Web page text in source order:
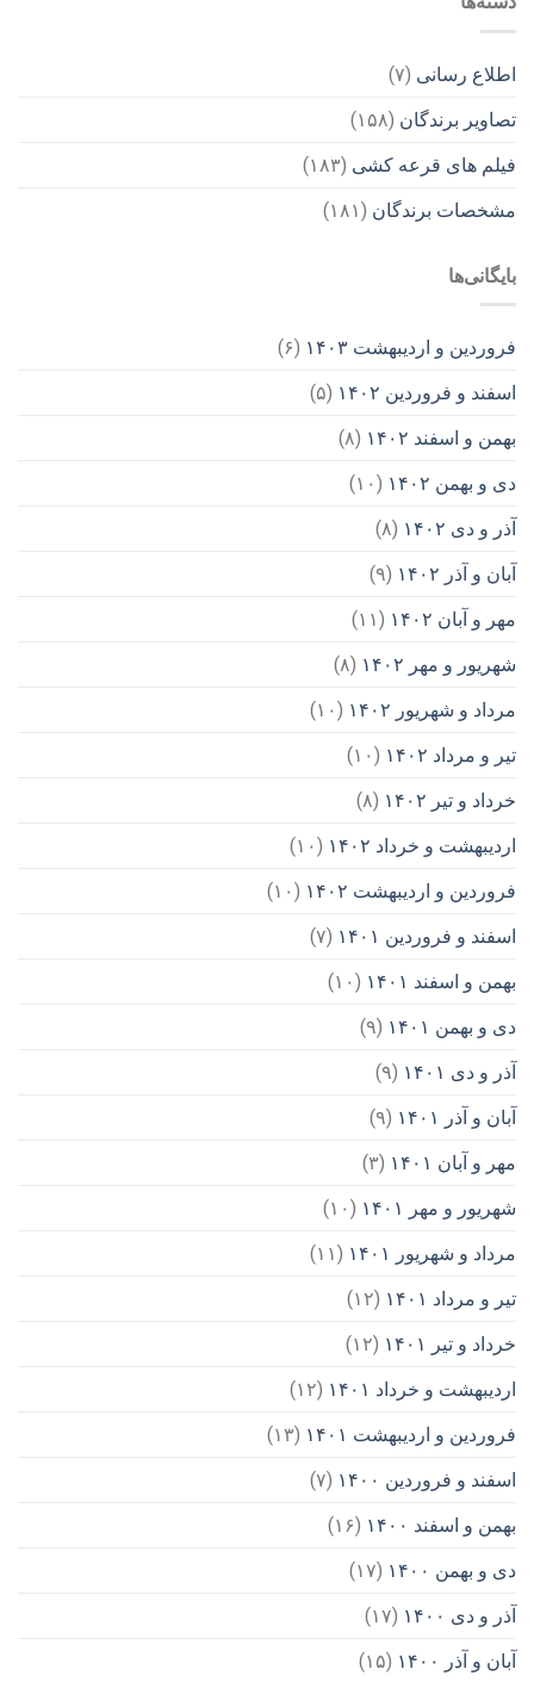
اطلاع رسانی (۷)
تصاویر برندگان (۱۵۸)
فیلم های قرعه کشی (۱۸۳)
مشخصات برندگان (۱۸۱)
بایگانی‌ها
فروردین و اردیبهشت ۱۴۰۳
(۶)
اسفند و فروردین ۱۴۰۲
(۵)
بهمن و اسفند ۱۴۰۲
(۸)
دی و بهمن ۱۴۰۲
(۱۰)
آذر و دی ۱۴۰۲
(۸)
آبان و آذر ۱۴۰۲
(۹)
مهر و آبان ۱۴۰۲
(۱۱)
شهریور و مهر ۱۴۰۲
(۸)
مرداد و شهریور ۱۴۰۲
(۱۰)
تیر و مرداد ۱۴۰۲
(۱۰)
خرداد و تیر ۱۴۰۲
(۸)
اردیبهشت و خرداد ۱۴۰۲
(۱۰)
فروردین و اردیبهشت ۱۴۰۲
(۱۰)
اسفند و فروردین ۱۴۰۱
(۷)
بهمن و اسفند ۱۴۰۱
(۱۰)
دی و بهمن ۱۴۰۱
(۹)
آذر و دی ۱۴۰۱
(۹)
آبان و آذر ۱۴۰۱
(۹)
مهر و آبان ۱۴۰۱
(۳)
شهریور و مهر ۱۴۰۱
(۱۰)
مرداد و شهریور ۱۴۰۱
(۱۱)
تیر و مرداد ۱۴۰۱
(۱۲)
خرداد و تیر ۱۴۰۱
(۱۲)
اردیبهشت و خرداد ۱۴۰۱
(۱۲)
فروردین و اردیبهشت ۱۴۰۱
(۱۳)
اسفند و فروردین ۱۴۰۰
(۷)
بهمن و اسفند ۱۴۰۰
(۱۶)
دی و بهمن ۱۴۰۰
(۱۷)
آذر و دی ۱۴۰۰
(۱۷)
آبان و آذر ۱۴۰۰
(۱۵)